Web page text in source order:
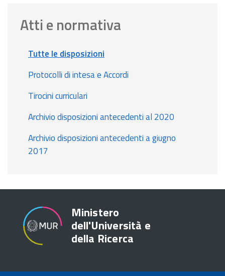
Atti e normativa
Tutte le disposizioni
Protocolli di intesa e Accordi
Tirocini curriculari
Archivio disposizioni antecedenti al 2020
Archivio disposizioni antecedenti a giugno
2017
Ministero
dell'Università e
della Ricerca